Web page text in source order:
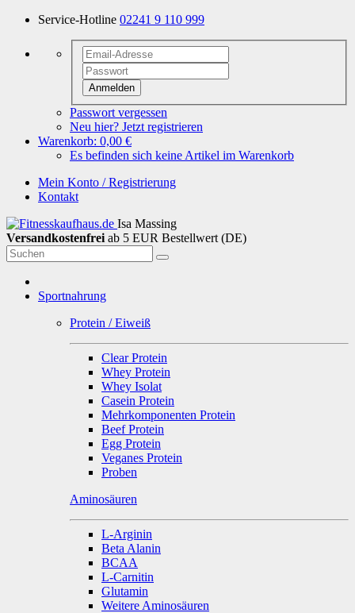
Service-Hotline 02241 9 110 999
Anmelden
Passwort vergessen
Neu hier? Jetzt registrieren
Warenkorb: 0,00 €
Es befinden sich keine Artikel im Warenkorb
Mein Konto / Registrierung
Kontakt
Isa Massing
Versandkostenfrei ab 5 EUR Bestellwert (DE)
Sportnahrung
Protein / Eiweiß
Clear Protein
Whey Protein
Whey Isolat
Casein Protein
Mehrkomponenten Protein
Beef Protein
Egg Protein
Veganes Protein
Proben
Aminosäuren
L-Arginin
Beta Alanin
BCAA
L-Carnitin
Glutamin
Weitere Aminosäuren